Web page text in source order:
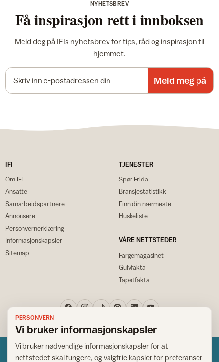
NYHETSBREV
Få inspirasjon rett i innboksen
Meld deg på IFIs nyhetsbrev for tips, råd og inspirasjon til
hjemmet.
Meld meg på
IFI
Om IFI
Ansatte
Samarbeidspartnere
Annonsere
Personvernerklæring
Informasjonskapsler
Sitemap
TJENESTER
Spør Frida
Bransjestatistikk
Finn din nærmeste
Huskeliste
VÅRE NETTSTEDER
Fargemagasinet
Gulvfakta
Tapetfakta
PERSONVERN
Vi bruker informasjonskapsler
Vi bruker nødvendige informasjonskapsler for at
nettstedet skal fungere, og valgfrie kapsler for preferanser